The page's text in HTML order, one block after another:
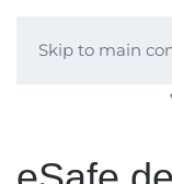
Skip to main